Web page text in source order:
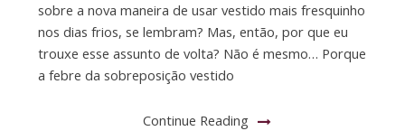
sobre a nova maneira de usar vestido mais fresquinho
nos dias frios, se lembram? Mas, então, por que eu
trouxe esse assunto de volta? Não é mesmo… Porque
a febre da sobreposição vestido
Continue Reading